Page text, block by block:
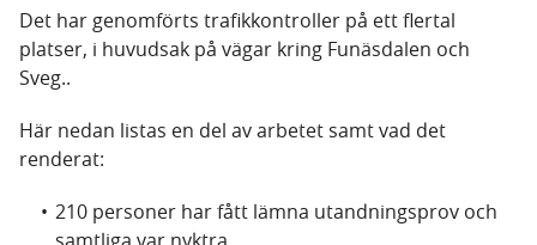
Det har genomförts trafikkontroller på ett flertal
platser, i huvudsak på vägar kring Funäsdalen och
Sveg..
Här nedan listas en del av arbetet samt vad det
renderat:
210 personer har fått lämna utandningsprov och